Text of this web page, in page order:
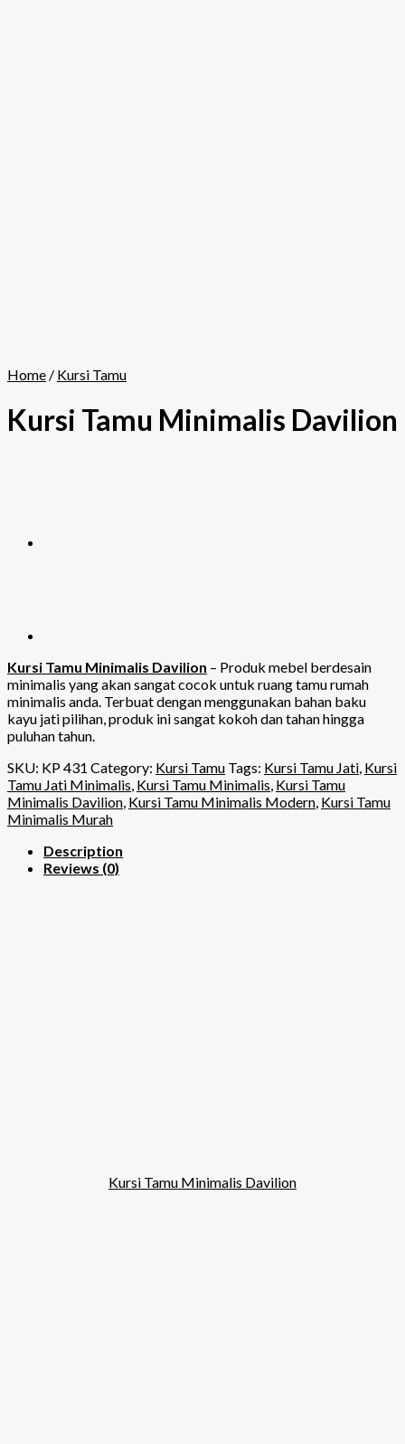
Home / Kursi Tamu
Kursi Tamu Minimalis Davilion
Kursi Tamu Minimalis Davilion – Produk mebel berdesain
minimalis yang akan sangat cocok untuk ruang tamu rumah
minimalis anda. Terbuat dengan menggunakan bahan baku
kayu jati pilihan, produk ini sangat kokoh dan tahan hingga
puluhan tahun.
SKU: KP 431 Category: Kursi Tamu Tags: Kursi Tamu Jati, Kursi
Tamu Jati Minimalis, Kursi Tamu Minimalis, Kursi Tamu
Minimalis Davilion, Kursi Tamu Minimalis Modern, Kursi Tamu
Minimalis Murah
Description
Reviews (0)
Kursi Tamu Minimalis Davilion